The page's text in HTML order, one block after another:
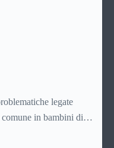
spesso sono vere e
legate
in bambini di